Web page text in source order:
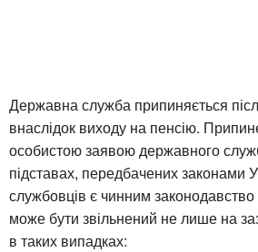
Державна служба припиняється
внаслідок виходу на пенсію.
особистою заявою державного
підставах, передбачених законами
службовців є чинним
може бути звільнений не лише на
в таких випадках: